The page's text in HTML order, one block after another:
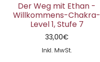
Der Weg mit Ethan -
Willkommens-Chakra-
Level 1, Stufe 7
33,00€
Inkl. MwSt.